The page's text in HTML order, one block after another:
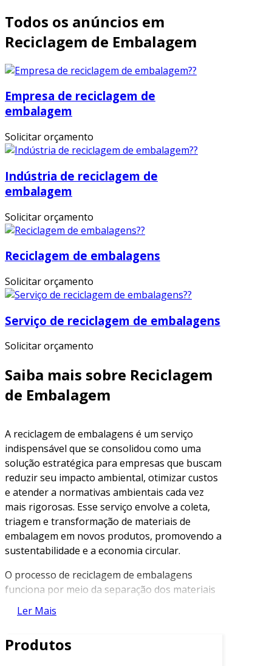
Todos os anúncios em
Reciclagem de Embalagem
Empresa de reciclagem de
embalagem
Solicitar orçamento
Indústria de reciclagem de
embalagem
Solicitar orçamento
Reciclagem de embalagens
Solicitar orçamento
Serviço de reciclagem de embalagens
Solicitar orçamento
Saiba mais sobre Reciclagem
de Embalagem
A reciclagem de embalagens é um serviço
indispensável que se consolidou como uma
solução estratégica para empresas que buscam
reduzir seu impacto ambiental, otimizar custos
e atender a normativas ambientais cada vez
mais rigorosas. Esse serviço envolve a coleta,
triagem e transformação de materiais de
embalagem em novos produtos, promovendo a
sustentabilidade e a economia circular.
O processo de reciclagem de embalagens
funciona por meio da separação dos materiais
recicláveis, como plásticos, papéis, metais e
vidros, e sua transformação em novas
especializados na gestão eficiente desse ciclo,
Ler Mais
Produtos